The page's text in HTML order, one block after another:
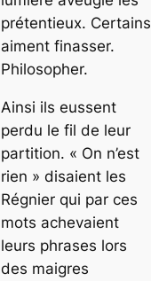
prétentieux. Certains
aiment finasser.
Philosopher.
Ainsi ils eussent
perdu le fil de leur
partition. « On n’est
rien » disaient les
Régnier qui par ces
mots achevaient
leurs phrases lors
des maigres